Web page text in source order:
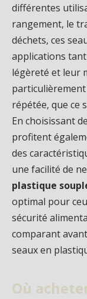
différentes
rangement, le
déchets, ces
applications tant
légèreté et leur
répétée, que ce
En choisissant
profitent
des
une facilité de
plastique
optimal pour
sécurité
comparant
seaux en
Où